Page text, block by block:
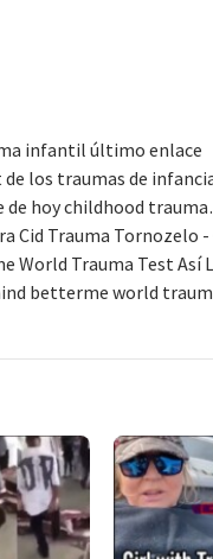
infantil último enlace
los traumas de
de hoy childhood
Cid Trauma Tornozelo -
World Trauma Test Así
betterme world